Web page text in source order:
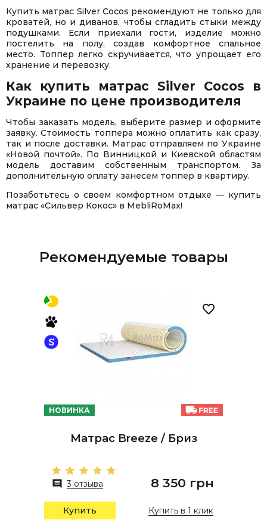
Купить матрас Silver Cocos рекомендуют не только для
кроватей, но и диванов, чтобы сгладить стыки между
подушками. Если приехали гости, изделие можно
постелить на полу, создав комфортное спальное
место. Топпер легко скручивается, что упрощает его
хранение и перевозку.
Как купить матрас Silver Cocos в
Украине по цене производителя
Чтобы заказать модель, выберите размер и оформите
заявку. Стоимость топпера можно оплатить как сразу,
так и после доставки. Матрас отправляем по Украине
«Новой почтой». По Винницкой и Киевской областям
модель доставим собственным транспортом. За
дополнительную оплату занесем топпер в квартиру.
Позаботьтесь о своем комфортном отдыхе — купить
матрас «Сильвер Кокос» в MebliRoMax!
Рекомендуемые товары
НОВИНКА
Матрас Breeze / Бриз
3 отзыва 8 350 грн
Купить Купить в 1 клик